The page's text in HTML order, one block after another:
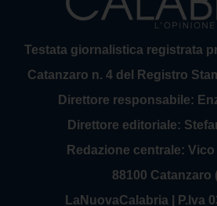
Testata giornalistica registrata
Catanzaro n. 4 del Registro
Direttore responsabile:
Direttore editoriale:
Redazione centrale:
88100 Catanzaro
LaNuovaCalabria | P.Iva